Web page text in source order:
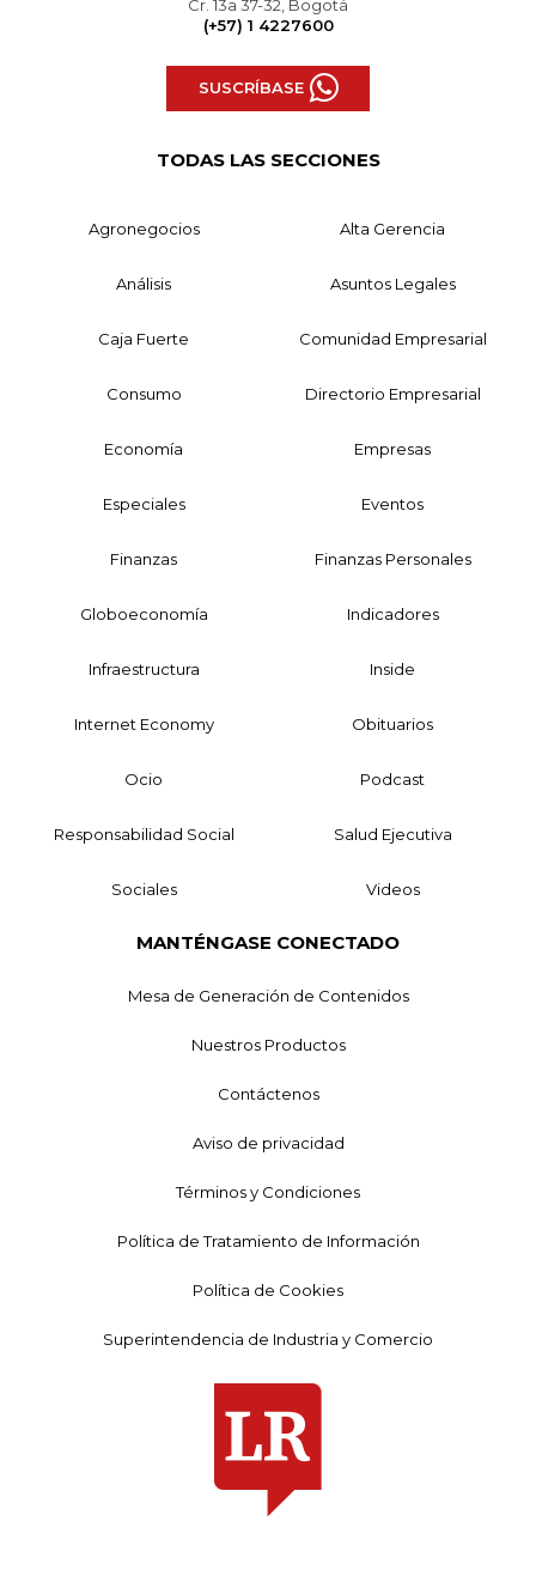
Cr. 13a 37-32, Bogotá
(+57) 1 4227600
SUSCRÍBASE
TODAS LAS SECCIONES
Agronegocios Alta Gerencia
Análisis Asuntos Legales
Caja Fuerte Comunidad Empresarial
Consumo Directorio Empresarial
Economía Empresas
Especiales Eventos
Finanzas Finanzas Personales
Globoeconomía Indicadores
Infraestructura Inside
Internet Economy Obituarios
Ocio Podcast
Responsabilidad Social Salud Ejecutiva
Sociales Videos
MANTÉNGASE CONECTADO
Mesa de Generación de Contenidos
Nuestros Productos
Contáctenos
Aviso de privacidad
Términos y Condiciones
Política de Tratamiento de Información
Política de Cookies
Superintendencia de Industria y Comercio